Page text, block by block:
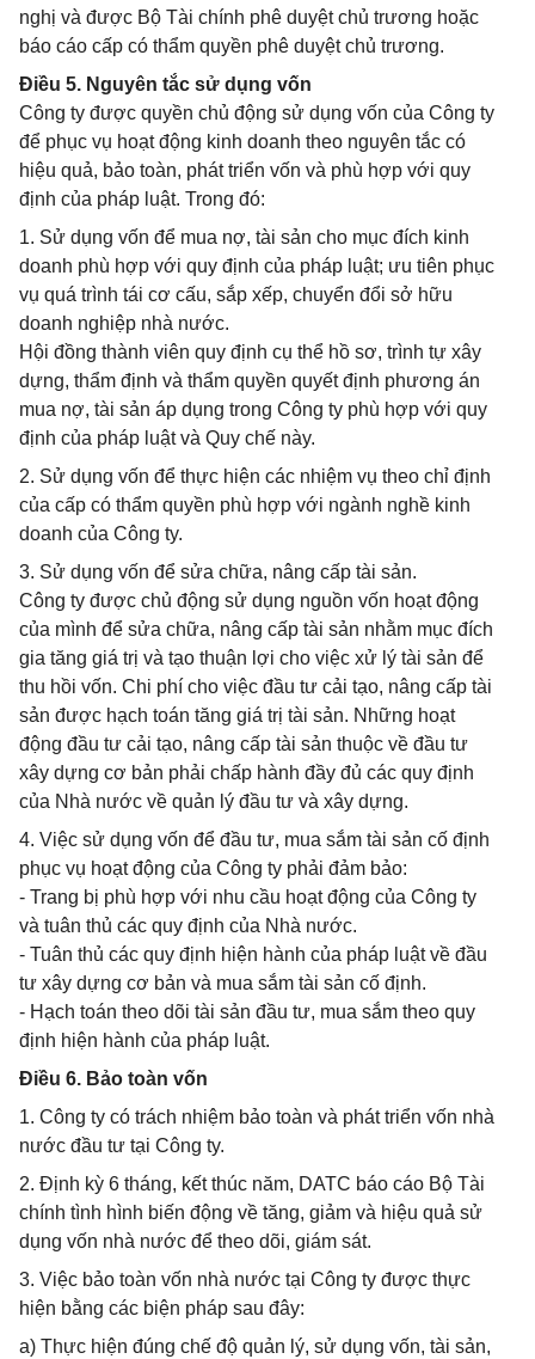
nghị và được Bộ Tài chính phê duyệt chủ trương hoặc
báo cáo cấp có thẩm quyền phê duyệt chủ trương.
Điều 5. Nguyên tắc sử dụng vốn
Công ty được quyền chủ động sử dụng vốn của Công ty
để phục vụ hoạt động kinh doanh theo nguyên tắc có
hiệu quả, bảo toàn, phát triển vốn và phù hợp với quy
định của pháp luật. Trong đó:
1. Sử dụng vốn để mua nợ, tài sản cho mục đích kinh
doanh phù hợp với quy định của pháp luật; ưu tiên phục
vụ quá trình tái cơ cấu, sắp xếp, chuyển đổi sở hữu
doanh nghiệp nhà nước.
Hội đồng thành viên quy định cụ thể hồ sơ, trình tự xây
dựng, thẩm định và thẩm quyền quyết định phương án
mua nợ, tài sản áp dụng trong Công ty phù hợp với quy
định của pháp luật và Quy chế này.
2. Sử dụng vốn để thực hiện các nhiệm vụ theo chỉ định
của cấp có thẩm quyền phù hợp với ngành nghề kinh
doanh của Công ty.
3. Sử dụng vốn để sửa chữa, nâng cấp tài sản.
Công ty được chủ động sử dụng nguồn vốn hoạt động
của mình để sửa chữa, nâng cấp tài sản nhằm mục đích
gia tăng giá trị và tạo thuận lợi cho việc xử lý tài sản để
thu hồi vốn. Chi phí cho việc đầu tư cải tạo, nâng cấp tài
sản được hạch toán tăng giá trị tài sản. Những hoạt
động đầu tư cải tạo, nâng cấp tài sản thuộc về đầu tư
xây dựng cơ bản phải chấp hành đầy đủ các quy định
của Nhà nước về quản lý đầu tư và xây dựng.
4. Việc sử dụng vốn để đầu tư, mua sắm tài sản cố định
phục vụ hoạt động của Công ty phải đảm bảo:
- Trang bị phù hợp với nhu cầu hoạt động của Công ty
và tuân thủ các quy định của Nhà nước.
- Tuân thủ các quy định hiện hành của pháp luật về đầu
tư xây dựng cơ bản và mua sắm tài sản cố định.
- Hạch toán theo dõi tài sản đầu tư, mua sắm theo quy
định hiện hành của pháp luật.
Điều 6. Bảo toàn vốn
1. Công ty có trách nhiệm bảo toàn và phát triển vốn nhà
nước đầu tư tại Công ty.
2. Định kỳ 6 tháng, kết thúc năm, DATC báo cáo Bộ Tài
chính tình hình biến động về tăng, giảm và hiệu quả sử
dụng vốn nhà nước để theo dõi, giám sát.
3. Việc bảo toàn vốn nhà nước tại Công ty được thực
hiện bằng các biện pháp sau đây:
a) Thực hiện đúng chế độ quản lý, sử dụng vốn, tài sản,